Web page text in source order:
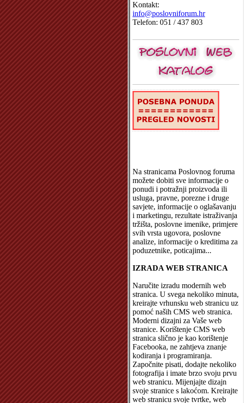
Kontakt:
info@poslovniforum.hr
Telefon: 051 / 437 803
Na stranicama Poslovnog foruma
možete dobiti sve informacije o
ponudi i potražnji proizvoda ili
usluga, pravne, porezne i druge
savjete, informacije o oglašavanju
i marketingu, rezultate istraživanja
tržišta, poslovne imenike, primjere
svih vrsta ugovora, poslovne
analize, informacije o kreditima za
poduzetnike, poticajima...
IZRADA WEB STRANICA
Naručite izradu modernih web
stranica. U svega nekoliko minuta,
kreirajte vrhunsku web stranicu uz
pomoć naših CMS web stranica.
Moderni dizajni za Vaše web
stranice. Korištenje CMS web
stranica slično je kao korištenje
Facebooka, ne zahtjeva znanje
kodiranja i programiranja.
Započnite pisati, dodajte nekoliko
fotografija i imate brzo svoju prvu
web stranicu. Mijenjajte dizajn
svoje stranice s lakoćom. Kreirajte
web stranicu svoje tvrtke, web